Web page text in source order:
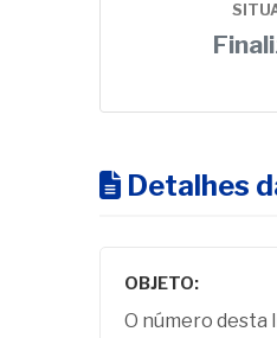
Detalhes
OBJETO:
O número desta